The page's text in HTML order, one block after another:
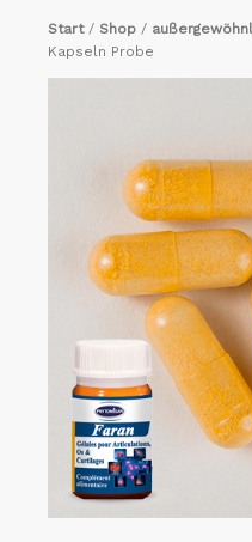
Start/ Shop /
Kapseln Probe